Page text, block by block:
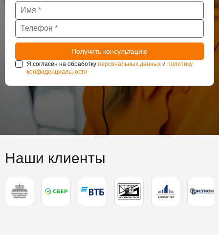
Я согласен на обработку персональных данных и политику
конфиденциальности
Наши клиенты